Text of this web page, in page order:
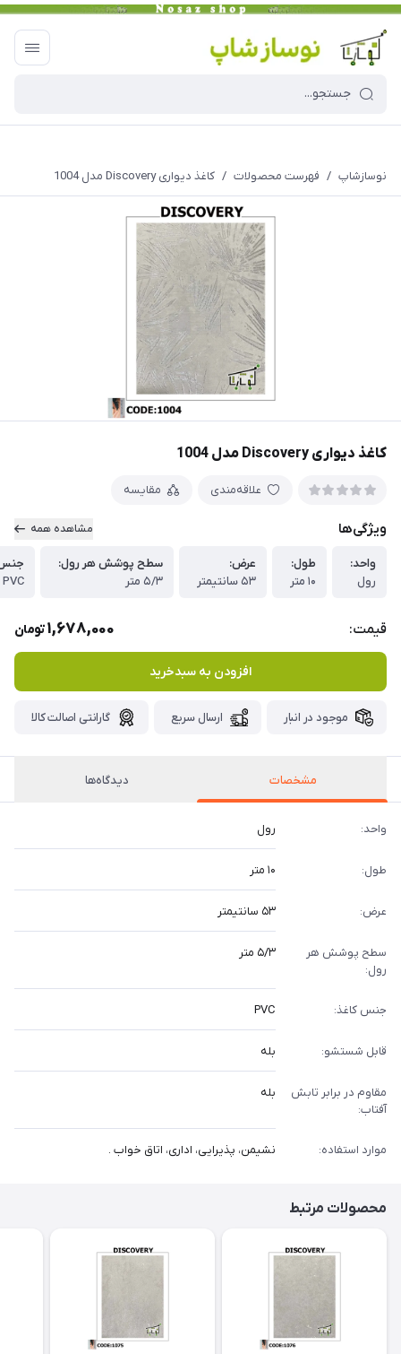
نوسازشاپ / فهرست محصولات / کاغذ دیواری Discovery مدل 1004
کاغذ دیواری Discovery مدل 1004
علاقه‌مندی مقایسه
ویژگی‌ها مشاهده همه
واحد:
رول
طول:
۱۰ متر
عرض:
۵۳ سانتیمتر
سطح پوشش هر رول:
۵/۳ متر
جنس
PVC
قیمت: 1,678,000تومان
افزودن به سبدخرید
موجود در انبار ارسال سریع گارانتی اصالت کالا
مشخصات دیدگاه‌ها
واحد: رول
طول: ۱۰ متر
عرض: ۵۳ سانتیمتر
سطح پوشش هر
رول:
۵/۳ متر
جنس کاغذ: PVC
قابل شستشو: بله
مقاوم در برابر تابش
آفتاب:
بله
موارد استفاده: نشیمن، پذیرایی، اداری، اتاق خواب .
محصولات مرتبط